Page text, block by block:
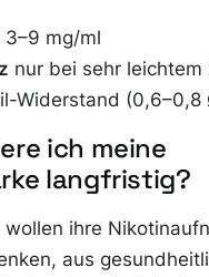
3–9 mg/ml
nur bei sehr leichtem
Widerstand (0,6–0,8
ich meine
langfristig?
ihre
aus